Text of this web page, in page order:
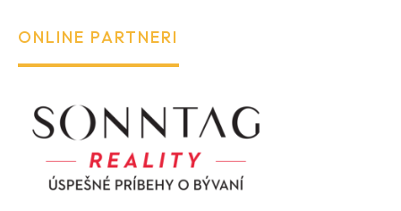
ONLINE PARTNERI